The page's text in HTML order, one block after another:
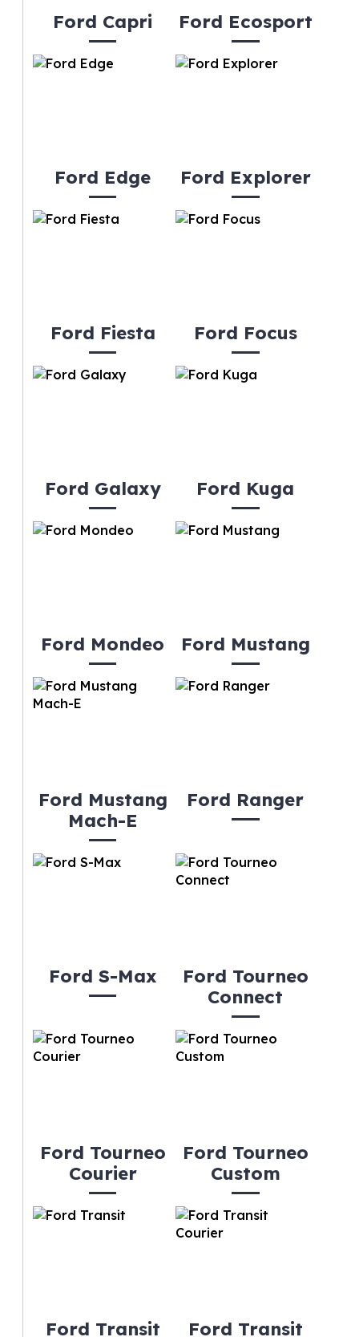
Ford Capri Ford Ecosport
Ford Edge Ford Explorer
Ford Fiesta Ford Focus
Ford Galaxy Ford Kuga
Ford Mondeo Ford Mustang
Ford Mustang
Mach-E
Ford Ranger
Ford S-Max
Ford Tourneo
Connect
Ford Tourneo
Courier
Ford Tourneo
Custom
Ford Transit Ford Transit